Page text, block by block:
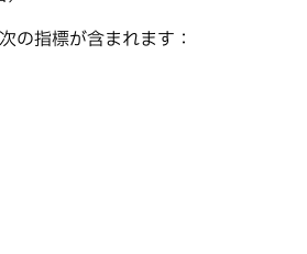
の指標が含まれます：